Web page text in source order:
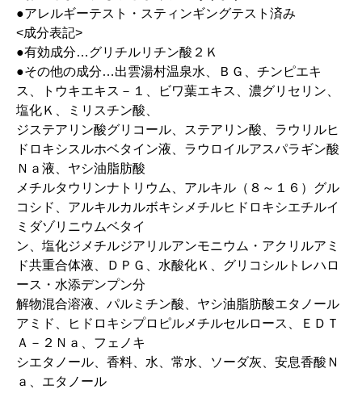
●アレルギーテスト・スティンギングテスト済み
<成分表記>
●有効成分…グリチルリチン酸２Ｋ
●その他の成分…出雲湯村温泉水、ＢＧ、チンピエキ
ス、トウキエキス－１、ビワ葉エキス、濃グリセリン、
塩化Ｋ、ミリスチン酸、
ジステアリン酸グリコール、ステアリン酸、ラウリルヒ
ドロキシスルホベタイン液、ラウロイルアスパラギン酸
Ｎａ液、ヤシ油脂肪酸
メチルタウリンナトリウム、アルキル（８～１６）グル
コシド、アルキルカルボキシメチルヒドロキシエチルイ
ミダゾリニウムベタイ
ン、塩化ジメチルジアリルアンモニウム・アクリルアミ
ド共重合体液、ＤＰＧ、水酸化Ｋ、グリコシルトレハロ
ース・水添デンプン分
解物混合溶液、パルミチン酸、ヤシ油脂肪酸エタノール
アミド、ヒドロキシプロピルメチルセルロース、ＥＤＴ
Ａ－２Ｎａ、フェノキ
シエタノール、香料、水、常水、ソーダ灰、安息香酸Ｎ
ａ、エタノール